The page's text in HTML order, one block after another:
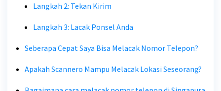
Langkah 2: Tekan Kirim
Langkah 3: Lacak Ponsel Anda
Seberapa Cepat Saya Bisa Melacak Nomor Telepon?
Apakah Scannero Mampu Melacak Lokasi Seseorang?